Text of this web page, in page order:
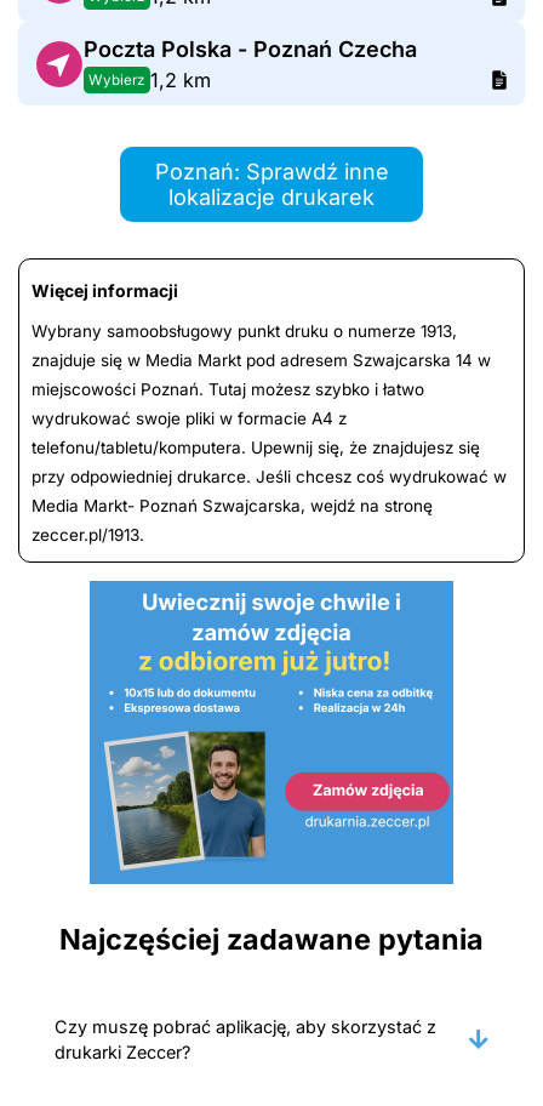
Poczta Polska - Poznań Czecha
Wybierz 1,2 km
Poznań: Sprawdź inne
lokalizacje drukarek
Więcej informacji
Wybrany samoobsługowy punkt druku o numerze 1913,
znajduje się w Media Markt pod adresem Szwajcarska 14 w
miejscowości Poznań. Tutaj możesz szybko i łatwo
wydrukować swoje pliki w formacie A4 z
telefonu/tabletu/komputera. Upewnij się, że znajdujesz się
przy odpowiedniej drukarce. Jeśli chcesz coś wydrukować w
Media Markt- Poznań Szwajcarska, wejdź na stronę
zeccer.pl/1913.
Najczęściej zadawane pytania
Czy muszę pobrać aplikację, aby skorzystać z
drukarki Zeccer?